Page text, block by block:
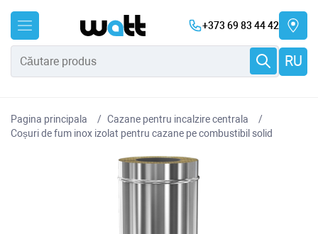
+373 69 83 44 42
RU
Pagina principala
Cazane pentru incalzire centrala
Coșuri de fum inox izolat pentru cazane pe combustibil solid